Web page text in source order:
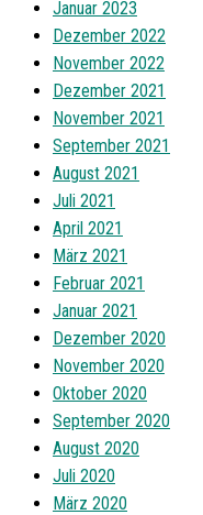
Januar 2023
Dezember 2022
November 2022
Dezember 2021
November 2021
September 2021
August 2021
Juli 2021
April 2021
März 2021
Februar 2021
Januar 2021
Dezember 2020
November 2020
Oktober 2020
September 2020
August 2020
Juli 2020
März 2020